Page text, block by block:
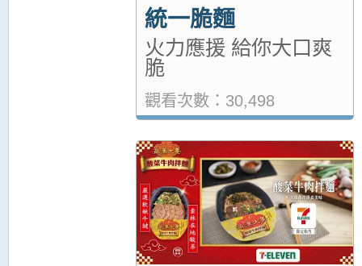
統一脆麵
火力應援 給你大口爽
脆
觀看次數：30,498